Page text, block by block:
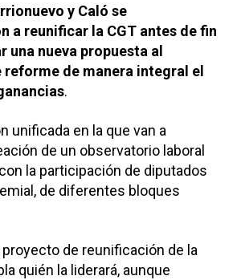
y Caló se
a reunificar la CGT antes de fin
una nueva propuesta al
de manera integral el
.
unificada en la que van a
de un observatorio laboral
la participación de diputados
de diferentes bloques
proyecto de reunificación de la
quién la liderará, aunque